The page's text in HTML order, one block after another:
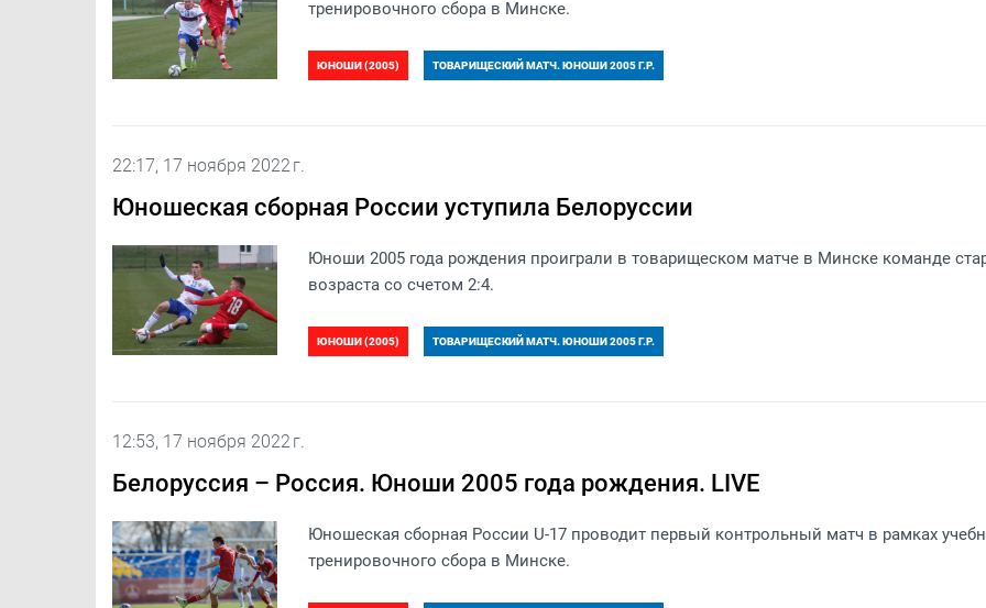
тренировочного сбора в Минске.
ЮНОШИ (2005) ТОВАРИЩЕСКИЙ МАТЧ. ЮНОШИ 2005 Г.Р.
22:17, 17 ноября 2022 г.
Юношеская сборная России уступила Белоруссии
Юноши 2005 года рождения проиграли в товарищеском матче в Минске команде
возраста со счетом 2:4.
ЮНОШИ (2005) ТОВАРИЩЕСКИЙ МАТЧ. ЮНОШИ 2005 Г.Р.
12:53, 17 ноября 2022 г.
Белоруссия – Россия. Юноши 2005 года рождения. LIVE
Юношеская сборная России U-17 проводит первый контрольный матч в рамках
тренировочного сбора в Минске.